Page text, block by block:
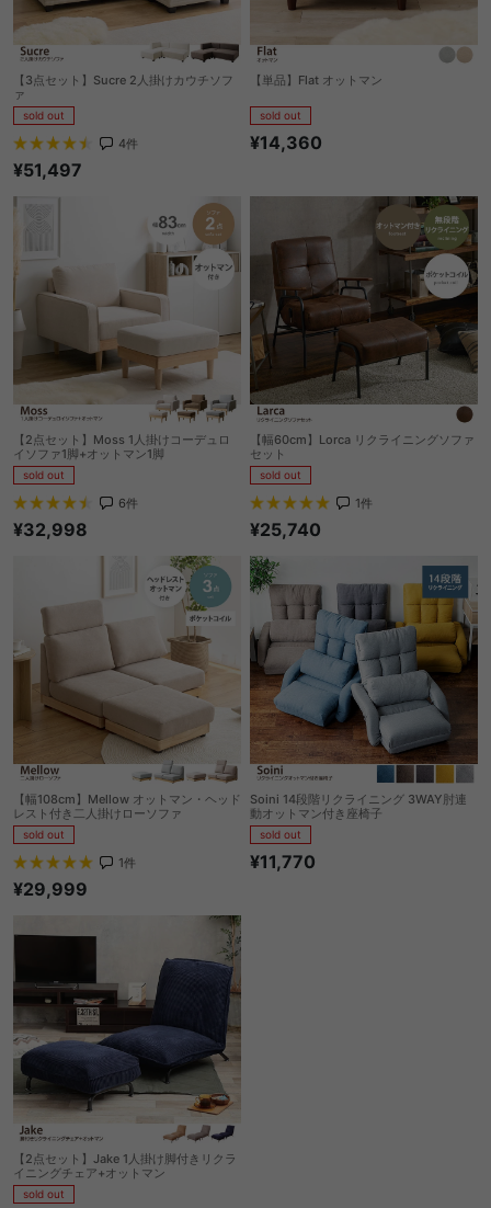
【3点セット】Sucre 2人掛けカウチソフ
ァ
sold out
4件
¥51,497
【単品】Flat オットマン
sold out
¥14,360
【2点セット】Moss 1人掛けコーデュロ
イソファ1脚+オットマン1脚
sold out
6件
¥32,998
【幅60cm】Lorca リクライニングソファ
セット
sold out
1件
¥25,740
【幅108cm】Mellow オットマン・ヘッド
レスト付き二人掛けローソファ
sold out
1件
¥29,999
Soini 14段階リクライニング 3WAY肘連
動オットマン付き座椅子
sold out
¥11,770
【2点セット】Jake 1人掛け脚付きリクラ
イニングチェア+オットマン
sold out